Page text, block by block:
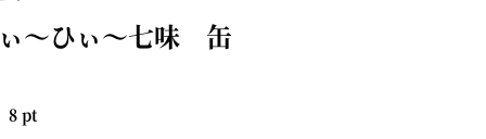
～ひぃ～七味 缶
8 pt